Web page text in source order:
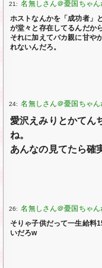
21:
ホストなんかを「成功者」
が堂々と存在してるんだか
それに加えてバカ親に甘や
れないんだろ。
24:
愛沢えみりとかてん
ね。
あんなの見てたら確
26:
そりゃ子供だって一生給料
いだろw